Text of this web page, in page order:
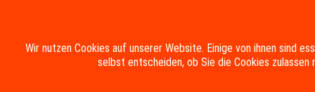
Impressum Datenschutzerklärung
Wir nutzen Cookies auf unserer Website. Einige von ihnen sind
selbst entscheiden, ob Sie die Cookies